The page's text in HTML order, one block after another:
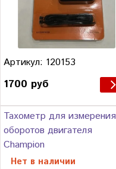
Артикул: 120153
1700 руб
Тахометр для измерения
оборотов двигателя
Champion
Нет в наличии